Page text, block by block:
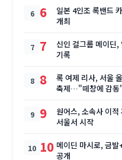
6
일본 4인조 록밴드
개최
7
신인 걸그룹 메이딘
기록
8
록 여제 리사, 서울
축제…"떼창에 감
9
원어스, 소속사 이
서울서 시작
10 메이딘 마시로, 금
공개